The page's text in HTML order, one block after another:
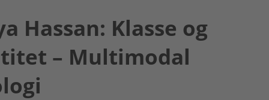
Hassan: Klasse og
– Multimodal